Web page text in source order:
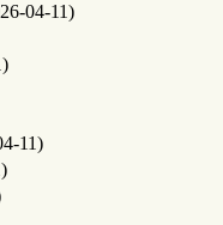
04-11)
11)